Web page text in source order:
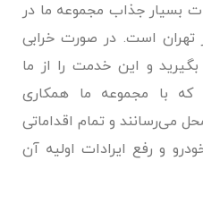
بسیار جذاب مجموعه ما در
است. در صورت خرابی
و این خدمت را از ما
که با مجموعه ما همکاری
می‌رسانند و تمام اقداماتی
و رفع ایرادات اولیه آن